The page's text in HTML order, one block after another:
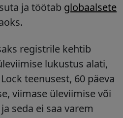
ja töötab globaalsete
registrile kehtib
lukustus alati,
teenusest, 60 päeva
viimase üleviimise või
seda ei saa varem